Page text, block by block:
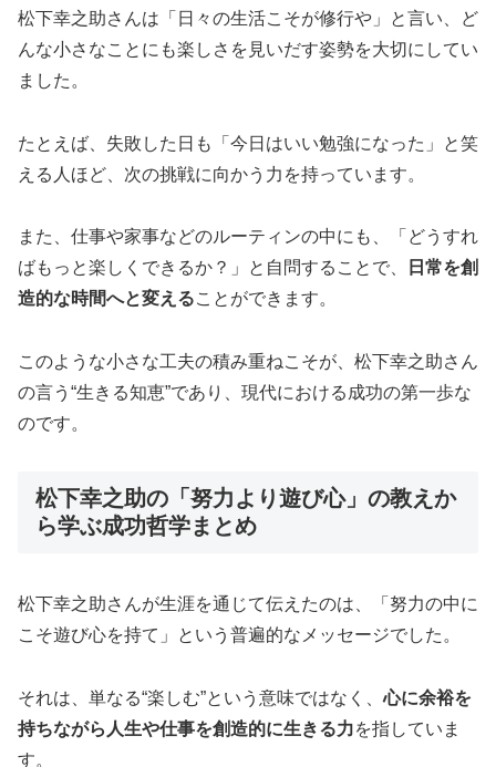
松下幸之助さんは「日々の生活こそが修行や」と言い、ど
んな小さなことにも楽しさを見いだす姿勢を大切にしてい
ました。
たとえば、失敗した日も「今日はいい勉強になった」と笑
える人ほど、次の挑戦に向かう力を持っています。
また、仕事や家事などのルーティンの中にも、「どうすれ
ばもっと楽しくできるか？」と自問することで、
日常を創
造的な時間へと変えることができます。
このような小さな工夫の積み重ねこそが、松下幸之助さん
の言う“生きる知恵”であり、現代における成功の第一歩な
のです。
松下幸之助の「努力より遊び心」の教えか
ら学ぶ成功哲学まとめ
松下幸之助さんが生涯を通じて伝えたのは、「努力の中に
こそ遊び心を持て」という普遍的なメッセージでした。
それは、単なる“楽しむ”という意味ではなく、心に余裕を
持ちながら人生や仕事を創造的に生きる力を指していま
す。